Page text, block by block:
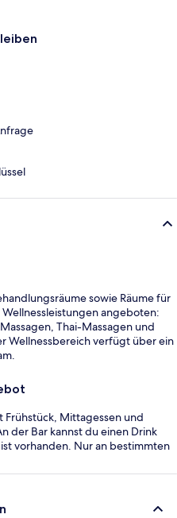
sowie Räume für
angeboten:
Thai-Massagen und
Wellnessbereich verfügt über ein
Frühstück, Mittagessen und
der Bar kannst du einen Drink
vorhanden. Nur an bestimmten